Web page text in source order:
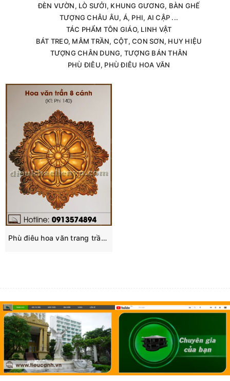
ĐÈN VƯỜN, LÒ SƯỞI, KHUNG GƯƠNG, BÀN GHẾ
TƯỢNG CHÂU ÂU, Á, PHI, AI CẬP ...
TÁC PHẨM TÔN GIÁO, LINH VẬT
BÁT TREO, MÂM TRẦN, CỘT, CON SƠN, HUY HIỆU
TƯỢNG CHÂN DUNG, TƯỢNG BÁN THÂN
PHÙ ĐIÊU, PHÙ ĐIÊU HOA VĂN
Phù điêu hoa văn trang trần 8 cánh